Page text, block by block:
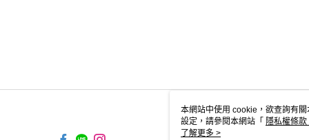
本網站中使用 cookie，欲查詢有
設定，請參閱本網站「 隱私權條款
使用 cookie。
了解更多 >